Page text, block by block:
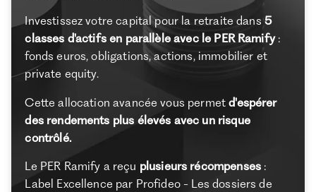
Investissez votre capital pour la retraite dans5
classes d'actifs en parallèle avec le PER Ramify:
fonds euros, obligations, actions, immobilier et
private equity.
Cette allocation avancée vous permetd'espérer
des rendements plus élevés avec un risque
contrôlé.
Le PER Ramify a reçu plusieurs récompenses :
Label Excellence par Profideo - Les dossiers de